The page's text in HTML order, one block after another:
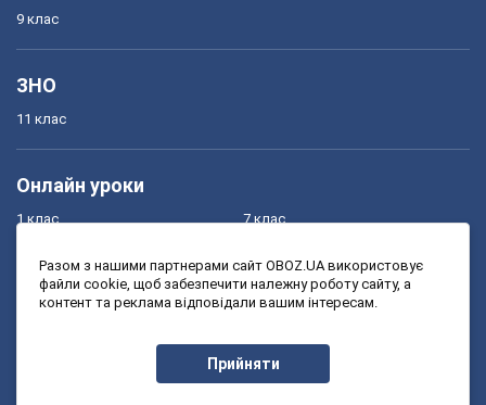
9 клас
ЗНО
11 клас
Онлайн уроки
1 клас
3 клас
7 клас
9 клас
Разом з нашими партнерами сайт OBOZ.UA використовує
файли cookie, щоб забезпечити належну роботу сайту, а
контент та реклама відповідали вашим інтересам.
Прийняти